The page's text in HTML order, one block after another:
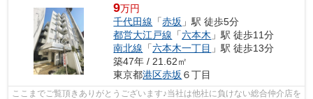
9万円
千代田線 「赤坂 」駅 徒歩5分
都営大江戸線 「六本木 」駅 徒歩11分
南北線 「六本木一丁目 」駅 徒歩13分
築47年 / 21.62㎡
東京都港区赤坂 ６丁目
ここまでご覧頂きありがとうございます♪当社は他社に負けない総合仲介店を